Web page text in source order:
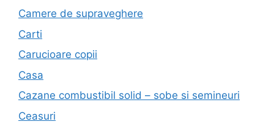
Camere de supraveghere
Carti
Carucioare copii
Casa
Cazane combustibil solid – sobe si semineuri
Ceasuri